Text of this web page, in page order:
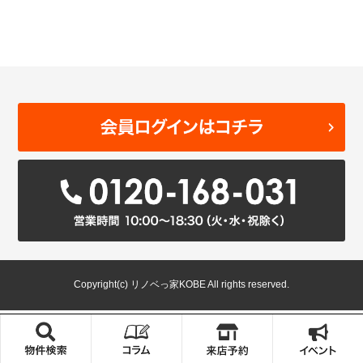
Copyright(c) リノベっ家KOBE All rights reserved.